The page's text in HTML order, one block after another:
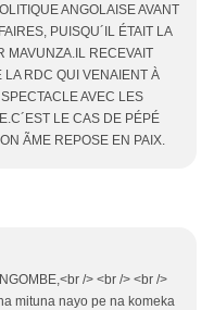
ANGOLAISE AVANT
PUISQU´IL ÉTAIT LA
MAVUNZA.IL RECEVAIT
LA RDC QUI VENAIENT À
AVEC LES
LE CAS DE PÉPÉ
ÃME REPOSE EN PAIX.
/> <br /> <br />
mituna nayo pe na komeka